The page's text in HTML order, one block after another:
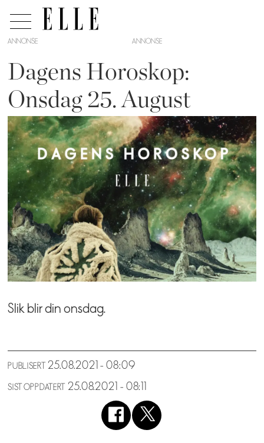
ANNONSE
Dagens Horoskop:
Onsdag 25. August
Slik blir din onsdag.
PUBLISERT 25.08.2021 - 08:09
SIST OPPDATERT 25.08.2021 - 08:11